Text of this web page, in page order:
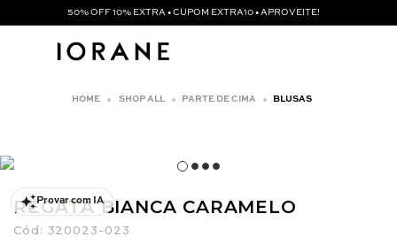
50% OFF 10% EXTRA • CUPOM EXTRA10 • APROVEITE!
SHOP ALL PARTE DE CIMA BLUSAS
Provar com IA
REGATA BIANCA CARAMELO
Cód: 320023-023